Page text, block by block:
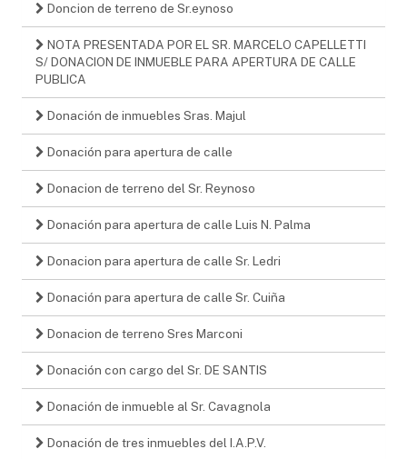
Doncion de terreno de Sr.eynoso
NOTA PRESENTADA POR EL SR. MARCELO CAPELLETTI
S/ DONACION DE INMUEBLE PARA APERTURA DE CALLE
PUBLICA
Donación de inmuebles Sras. Majul
Donación para apertura de calle
Donacion de terreno del Sr. Reynoso
Donación para apertura de calle Luis N. Palma
Donacion para apertura de calle Sr. Ledri
Donación para apertura de calle Sr. Cuiña
Donacion de terreno Sres Marconi
Donación con cargo del Sr. DE SANTIS
Donación de inmueble al Sr. Cavagnola
Donación de tres inmuebles del I.A.P.V.